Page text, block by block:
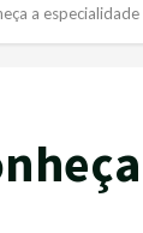
a especialidade